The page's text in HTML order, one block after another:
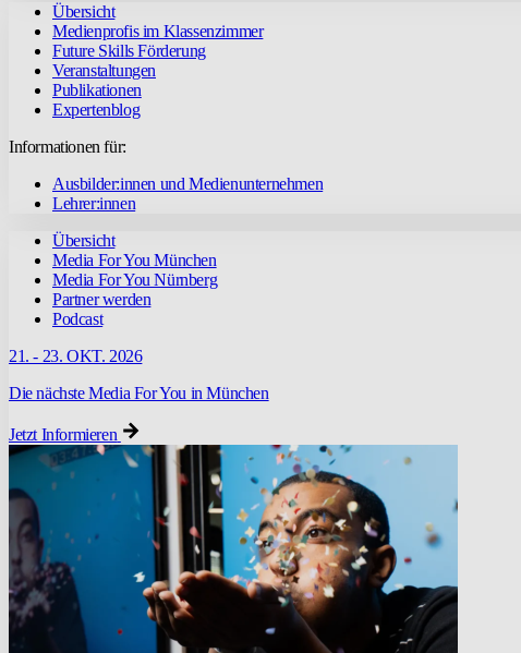
Übersicht
Medienprofis im Klassenzimmer
Future Skills Förderung
Veranstaltungen
Publikationen
Expertenblog
Informationen für:
Ausbilder:innen und Medienunternehmen
Lehrer:innen
Übersicht
Media For You München
Media For You Nürnberg
Partner werden
Podcast
21. - 23. OKT. 2026
Die nächste Media For You in München
Jetzt Informieren